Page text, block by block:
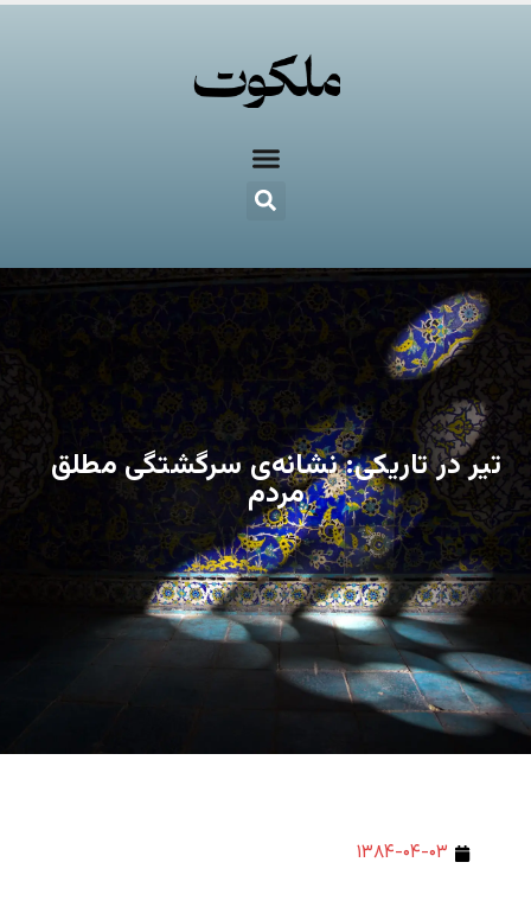
تیر در تاریکی: نشانه‌ی سرگشتگی مطلق
مردم
۱۳۸۴-۰۴-۰۳